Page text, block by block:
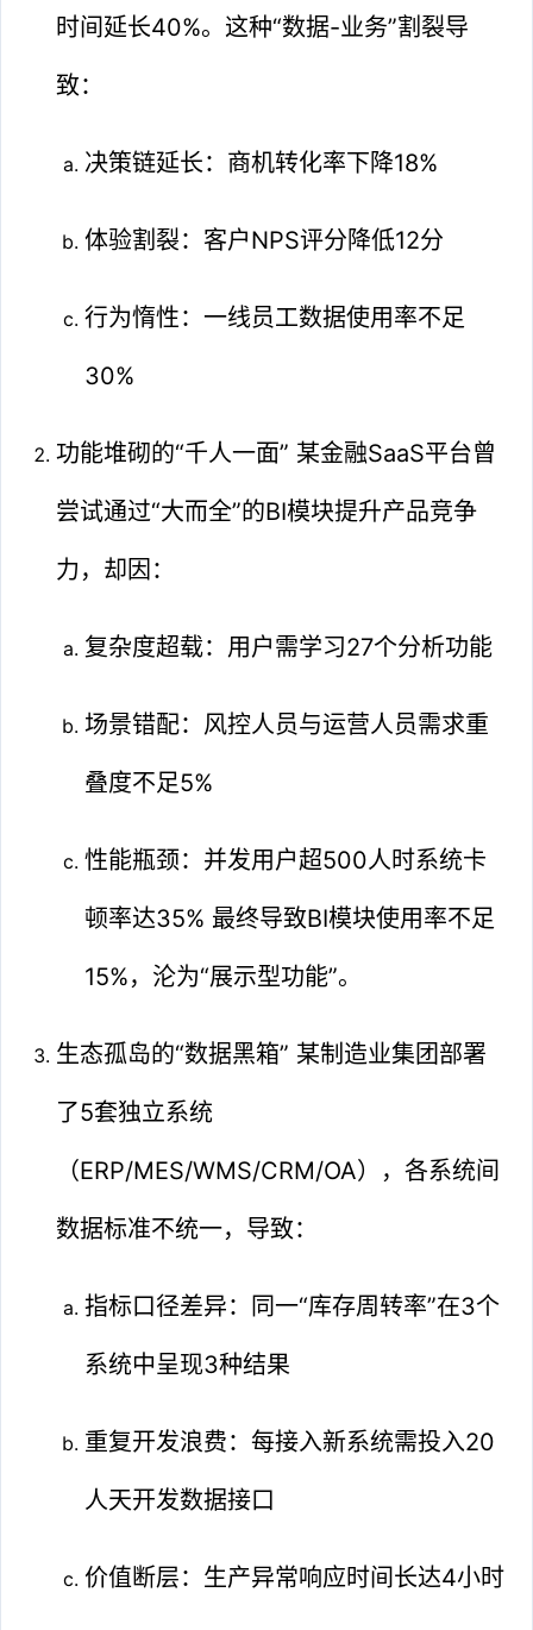
时间延长40%。这种“数据-业务”割裂导
致：
决策链延长：商机转化率下降18%
体验割裂：客户NPS评分降低12分
行为惰性：一线员工数据使用率不足
30%
功能堆砌的“千人一面” 某金融SaaS平台曾
尝试通过“大而全”的BI模块提升产品竞争
力，却因：
复杂度超载：用户需学习27个分析功能
场景错配：风控人员与运营人员需求重
叠度不足5%
性能瓶颈：并发用户超500人时系统卡
顿率达35% 最终导致BI模块使用率不足
15%，沦为“展示型功能”。
生态孤岛的“数据黑箱” 某制造业集团部署
了5套独立系统
（ERP/MES/WMS/CRM/OA），各系统间
数据标准不统一，导致：
指标口径差异：同一“库存周转率”在3个
系统中呈现3种结果
重复开发浪费：每接入新系统需投入20
人天开发数据接口
价值断层：生产异常响应时间长达4小时